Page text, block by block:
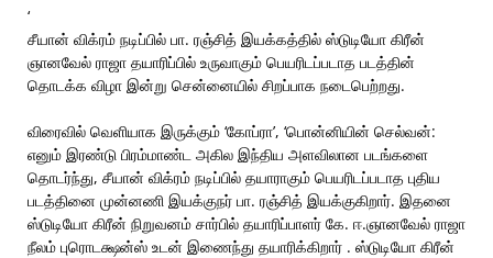
‘
சீயான் விக்ரம் நடிப்பில் பா. ரஞ்சித் இயக்கத்தில் ஸ்டுடியோ கிரீன்
ஞானவேல் ராஜா தயாரிப்பில் உருவாகும் பெயரிடப்படாத படத்தின்
தொடக்க விழா இன்று சென்னையில் சிறப்பாக நடைபெற்றது.
விரைவில் வெளியாக இருக்கும் ‘கோப்ரா’, ‘பொன்னியின் செல்வன்:
எனும் இரண்டு பிரம்மாண்ட அகில இந்திய அளவிலான படங்களை
தொடர்ந்து, சீயான் விக்ரம் நடிப்பில் தயாராகும் பெயரிடப்படாத புதிய
படத்தினை முன்னணி இயக்குநர் பா. ரஞ்சித் இயக்குகிறார். இதனை
ஸ்டுடியோ கிரீன் நிறுவனம் சார்பில் தயாரிப்பாளர் கே. ஈ.ஞானவேல் ராஜா
நீலம் புரொடக்ஷன்ஸ் உடன் இணைந்து தயாரிக்கிறார் . ஸ்டுடியோ கிரீன்